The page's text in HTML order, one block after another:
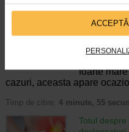
Senzatia de
cum o tratati
Boli ale
Multi
dupa
foarte
cazuri, aceasta apare
Timp de citire: 4 minute, 55
Totul